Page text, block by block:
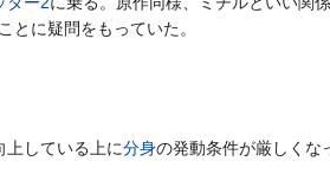
とに疑問をもっていた。
上している上に分身の発動条件が厳しくな